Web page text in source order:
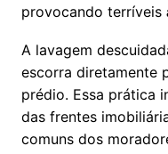
provocando terríveis
A lavagem
escorra diretamente
prédio. Essa prática
das frentes
comuns dos